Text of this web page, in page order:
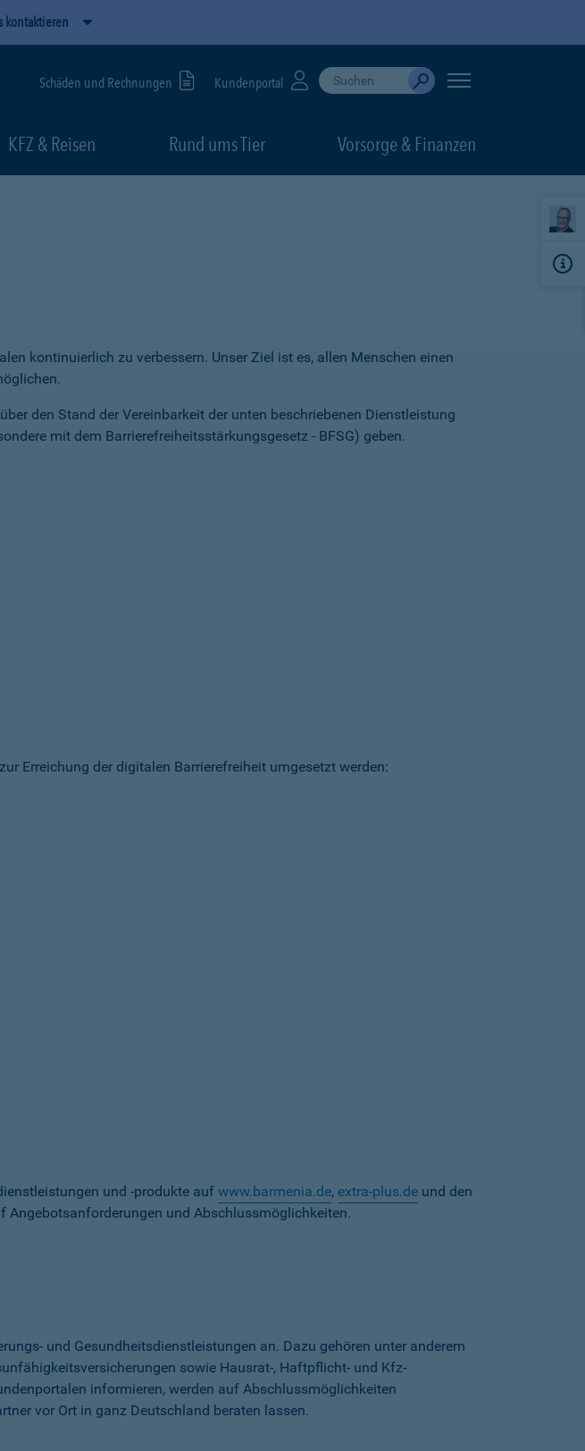
kontaktieren
Schäden und Rechnungen Kundenportal Suche durchführen
When autocomplete results are available, use
Absenden
KFZ & Reisen Rund ums Tier Vorsorge & Finanzen
kontinuierlich zu verbessern. Unser Ziel ist es, allen Menschen einen
den Stand der Vereinbarkeit der unten beschriebenen Dienstleistung
mit dem Barrierefreiheitsstärkungsgesetz - BFSG) geben.
Erreichung der digitalen Barrierefreiheit umgesetzt werden:
und -produkte auf www.barmenia.de, extra-plus.de und den
Angebotsanforderungen und Abschlussmöglichkeiten.
und Gesundheitsdienstleistungen an. Dazu gehören unter anderem
sowie Hausrat-, Haftpflicht- und Kfz-
informieren, werden auf Abschlussmöglichkeiten
vor Ort in ganz Deutschland beraten lassen.